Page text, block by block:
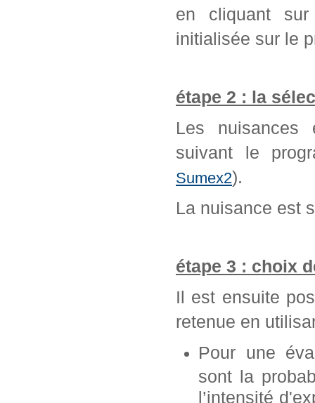
en cliquant
initialisée sur le
étape 2 : la
Les nuisances
suivant le
Sumex2).
La nuisance est
étape 3 : choix
Il est ensuite
retenue en
Pour une
sont la
l’intensité